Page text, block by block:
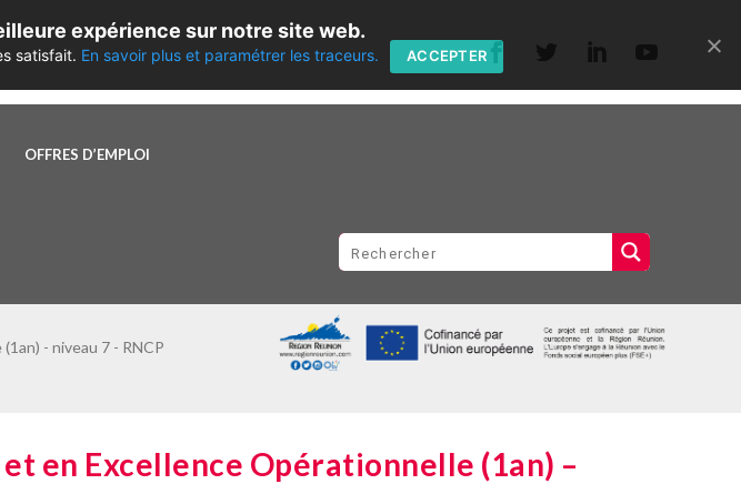
OFFRES D’EMPLOI
- niveau 7 - RNCP
en Excellence Opérationnelle (1an) –
expérience sur notre site web.
satisfait. En savoir plus et paramétrer les traceurs. ACCEPTER